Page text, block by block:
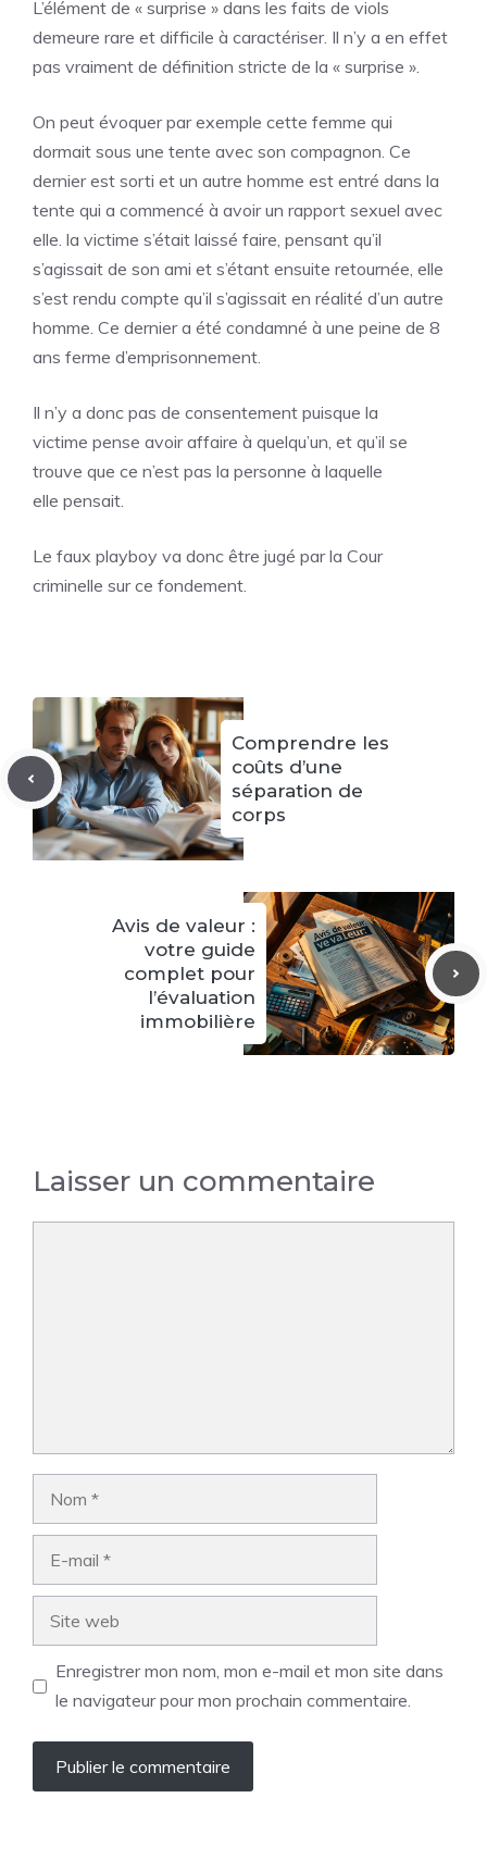
L’élément de « surprise » dans les faits de viols
demeure rare et difficile à caractériser. Il n’y a en effet
pas vraiment de définition stricte de la « surprise ».
On peut évoquer par exemple cette femme qui
dormait sous une tente avec son compagnon. Ce
dernier est sorti et un autre homme est entré dans la
tente qui a commencé à avoir un rapport sexuel avec
elle. la victime s’était laissé faire, pensant qu’il
s’agissait de son ami et s’étant ensuite retournée, elle
s’est rendu compte qu’il s’agissait en réalité d’un autre
homme. Ce dernier a été condamné à une peine de 8
ans ferme d’emprisonnement.
Il n’y a donc pas de consentement puisque la
victime pense avoir affaire à quelqu’un, et qu’il se
trouve que ce n’est pas la personne à laquelle
elle pensait.
Le faux playboy va donc être jugé par la Cour
criminelle sur ce fondement.
Comprendre les
coûts d’une
séparation de
corps
Avis de valeur :
votre guide
complet pour
l’évaluation
immobilière
Laisser un commentaire
Enregistrer mon nom, mon e-mail et mon site dans
le navigateur pour mon prochain commentaire.